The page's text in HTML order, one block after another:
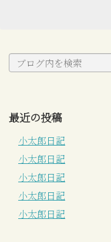
最近の投稿
小太郎日記
小太郎日記
小太郎日記
小太郎日記
小太郎日記